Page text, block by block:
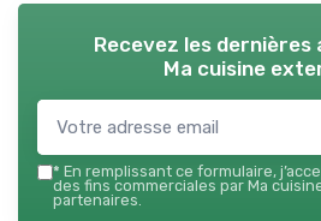
Recevez les
Ma cuisine
* En remplissant ce formulaire,
des fins commerciales par Ma
partenaires.